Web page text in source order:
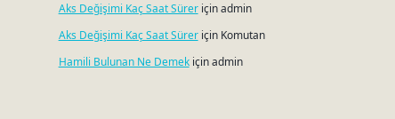
Aks Değişimi Kaç Saat Süreriçinadmin
Aks Değişimi Kaç Saat Süreriçin Komutan
Hamili Bulunan Ne Demekiçinadmin